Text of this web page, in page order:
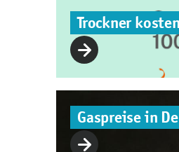
Trockner
Gaspreise in